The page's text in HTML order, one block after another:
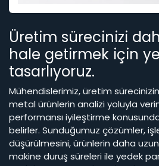
Üretim sürecinizi
hale getirmek için
tasarlıyoruz.
Mühendislerimiz, üretim
metal ürünlerin analizi yoluyla
performansı iyileştirme
belirler. Sunduğumuz çözümler,
düşürülmesini, ürünlerin daha
makine duruş süreleri ile yedek